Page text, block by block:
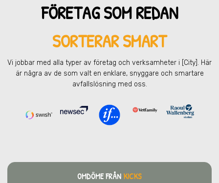
FÖRETAG SOM REDAN
SORTERAR SMART
Vi jobbar med alla typer av företag och verksamheter i [City] . Här
är några av de som valt en enklare, snyggare och smartare
avfallslösning med oss.
OMDÖME FRÅN KICKS